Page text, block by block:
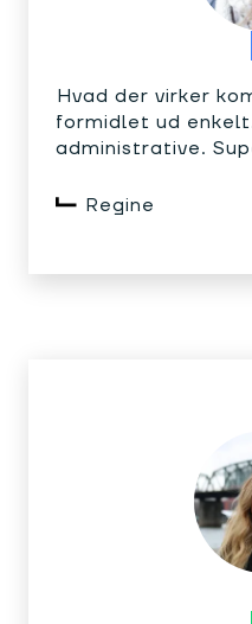
Hvad der virker
formidlet ud
administrative.
Regine